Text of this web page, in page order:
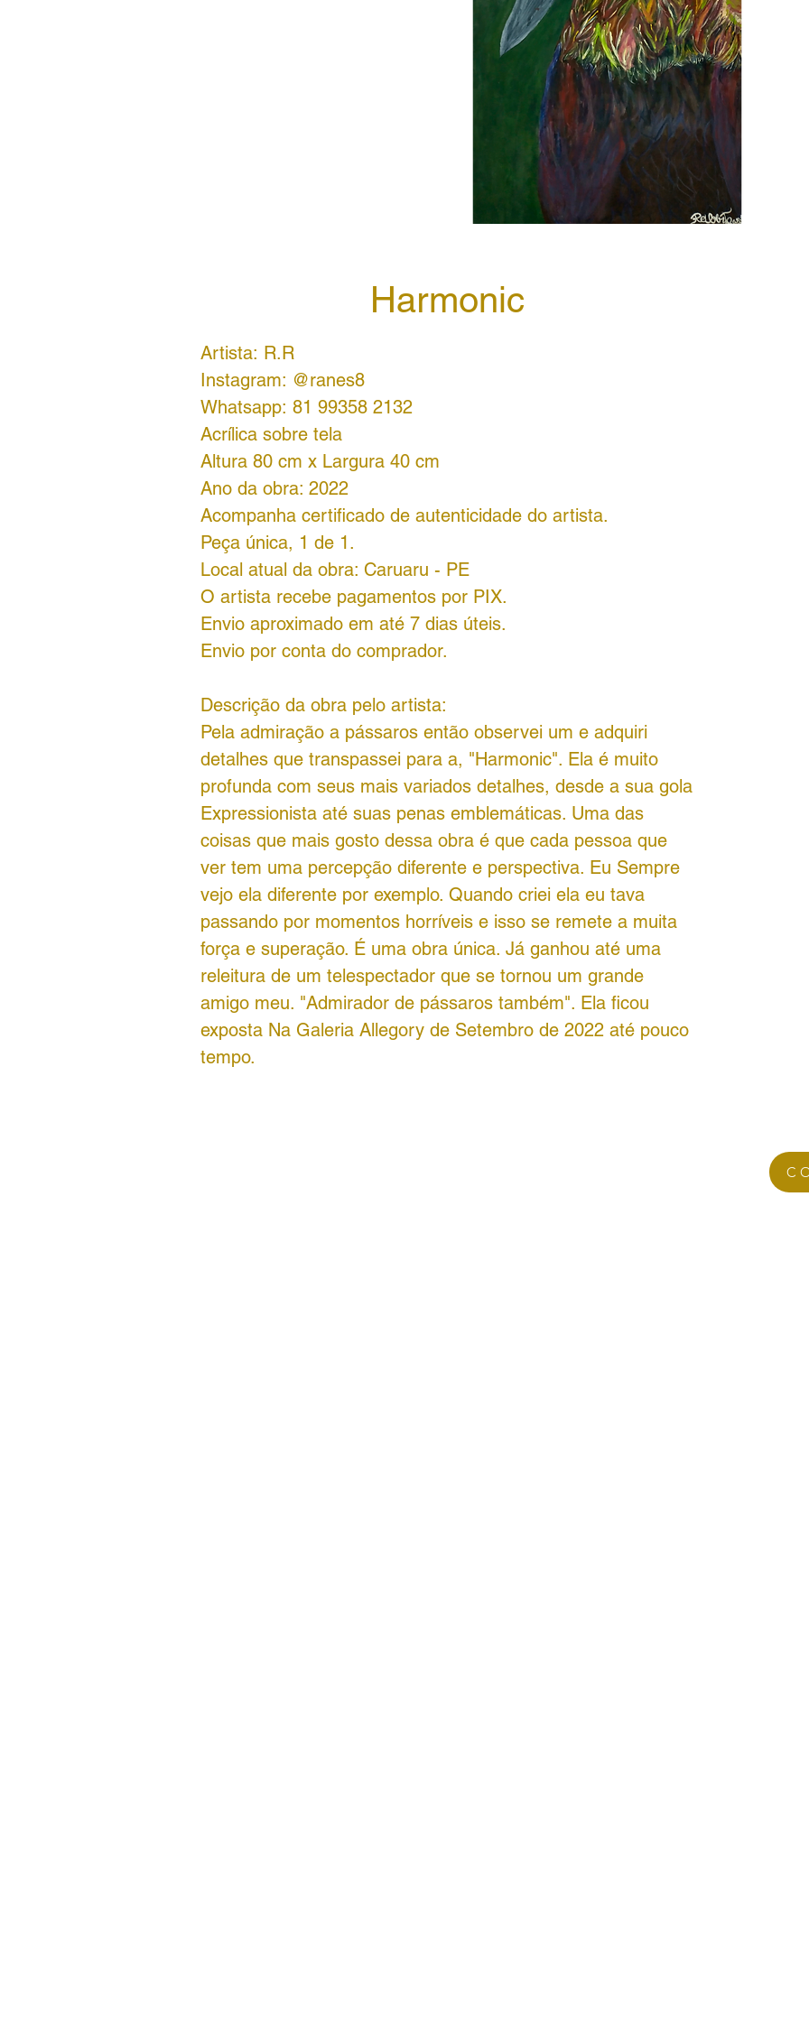
Harmonic
Artista: R.R
Instagram: @ranes8
Whatsapp: 81 99358 2132
Acrílica sobre tela
Altura 80 cm x Largura 40 cm
Ano da obra: 2022
Acompanha certificado de autenticidade do artista.
Peça única, 1 de 1.
Local atual da obra: Caruaru - PE
O artista recebe pagamentos por PIX.
Envio aproximado em até 7 dias úteis.
Envio por conta do comprador.
Descrição da obra pelo artista:
Pela admiração a pássaros então observei um e adquiri
detalhes que transpassei para a, "Harmonic". Ela é muito
profunda com seus mais variados detalhes, desde a sua gola
Expressionista até suas penas emblemáticas. Uma das
coisas que mais gosto dessa obra é que cada pessoa que
ver tem uma percepção diferente e perspectiva. Eu Sempre
vejo ela diferente por exemplo. Quando criei ela eu tava
passando por momentos horríveis e isso se remete a muita
força e superação. É uma obra única. Já ganhou até uma
releitura de um telespectador que se tornou um grande
amigo meu. "Admirador de pássaros também". Ela ficou
exposta Na Galeria Allegory de Setembro de 2022 até pouco
tempo.